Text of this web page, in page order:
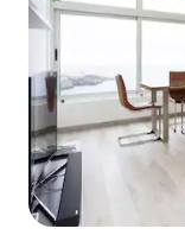
利点は、明確に定
ースのプライバシ
在中にご不明な点
ーへのサプライズ
た場合は、お電話
気軽にご相談いただ
は穏やかで、テネ
町、タコロンテの
す。 メサ・デル・マールのビーチや天然
プール、その他の